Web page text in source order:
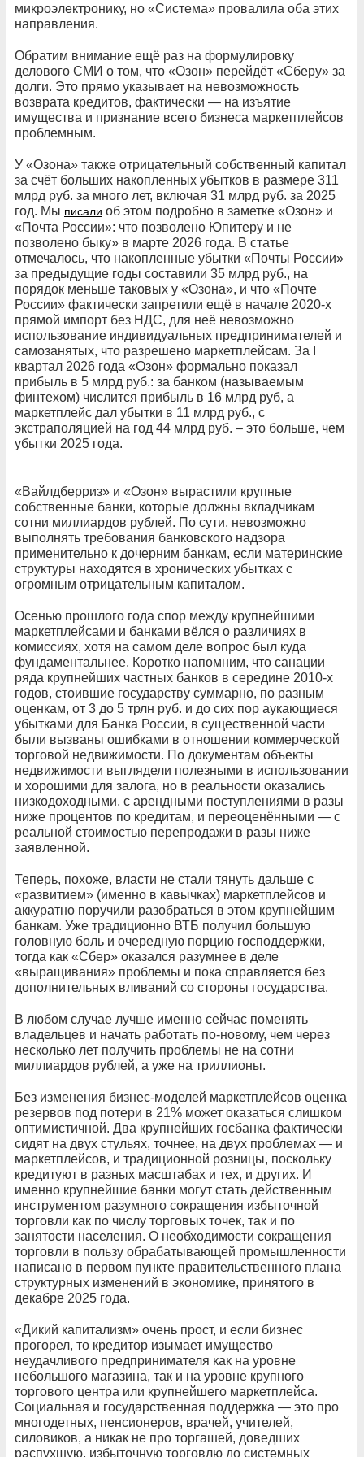
микроэлектронику, но «Система» провалила оба этих
направления.
Обратим внимание ещё раз на формулировку
делового СМИ о том, что «Озон» перейдёт «Сберу» за
долги. Это прямо указывает на невозможность
возврата кредитов, фактически — на изъятие
имущества и признание всего бизнеса маркетплейсов
проблемным.
У «Озона» также отрицательный собственный капитал
за счёт больших накопленных убытков в размере 311
млрд руб. за много лет, включая 31 млрд руб. за 2025
год. Мы писали об этом подробно в заметке «Озон» и
«Почта России»: что позволено Юпитеру и не
позволено быку» в марте 2026 года. В статье
отмечалось, что накопленные убытки «Почты России»
за предыдущие годы составили 35 млрд руб., на
порядок меньше таковых у «Озона», и что «Почте
России» фактически запретили ещё в начале 2020-х
прямой импорт без НДС, для неё невозможно
использование индивидуальных предпринимателей и
самозанятых, что разрешено маркетплейсам. За I
квартал 2026 года «Озон» формально показал
прибыль в 5 млрд руб.: за банком (называемым
финтехом) числится прибыль в 16 млрд руб, а
маркетплейс дал убытки в 11 млрд руб., с
экстраполяцией на год 44 млрд руб. – это больше, чем
убытки 2025 года.
«Вайлдберриз» и «Озон» вырастили крупные
собственные банки, которые должны вкладчикам
сотни миллиардов рублей. По сути, невозможно
выполнять требования банковского надзора
применительно к дочерним банкам, если материнские
структуры находятся в хронических убытках с
огромным отрицательным капиталом.
Осенью прошлого года спор между крупнейшими
маркетплейсами и банками вёлся о различиях в
комиссиях, хотя на самом деле вопрос был куда
фундаментальнее. Коротко напомним, что санации
ряда крупнейших частных банков в середине 2010-х
годов, стоившие государству суммарно, по разным
оценкам, от 3 до 5 трлн руб. и до сих пор аукающиеся
убытками для Банка России, в существенной части
были вызваны ошибками в отношении коммерческой
торговой недвижимости. По документам объекты
недвижимости выглядели полезными в использовании
и хорошими для залога, но в реальности оказались
низкодоходными, с арендными поступлениями в разы
ниже процентов по кредитам, и переоценёнными — с
реальной стоимостью перепродажи в разы ниже
заявленной.
Теперь, похоже, власти не стали тянуть дальше с
«развитием» (именно в кавычках) маркетплейсов и
аккуратно поручили разобраться в этом крупнейшим
банкам. Уже традиционно ВТБ получил большую
головную боль и очередную порцию господдержки,
тогда как «Сбер» оказался разумнее в деле
«выращивания» проблемы и пока справляется без
дополнительных вливаний со стороны государства.
В любом случае лучше именно сейчас поменять
владельцев и начать работать по-новому, чем через
несколько лет получить проблемы не на сотни
миллиардов рублей, а уже на триллионы.
Без изменения бизнес-моделей маркетплейсов оценка
резервов под потери в 21% может оказаться слишком
оптимистичной. Два крупнейших госбанка фактически
сидят на двух стульях, точнее, на двух проблемах — и
маркетплейсов, и традиционной розницы, поскольку
кредитуют в разных масштабах и тех, и других. И
именно крупнейшие банки могут стать действенным
инструментом разумного сокращения избыточной
торговли как по числу торговых точек, так и по
занятости населения. О необходимости сокращения
торговли в пользу обрабатывающей промышленности
написано в первом пункте правительственного плана
структурных изменений в экономике, принятого в
декабре 2025 года.
«Дикий капитализм» очень прост, и если бизнес
прогорел, то кредитор изымает имущество
неудачливого предпринимателя как на уровне
небольшого магазина, так и на уровне крупного
торгового центра или крупнейшего маркетплейса.
Социальная и государственная поддержка — это про
многодетных, пенсионеров, врачей, учителей,
силовиков, а никак не про торгашей, доведших
распухшую, избыточную торговлю до системных